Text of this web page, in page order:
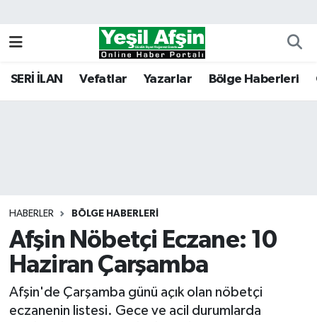
SERİ İLAN Vefatlar Yazarlar Bölge Haberleri
HABERLER BÖLGE HABERLERI
Afşin Nöbetçi Eczane: 10
Haziran Çarşamba
Afşin'de Çarşamba günü açık olan nöbetçi
eczanenin listesi. Gece ve acil durumlarda
Kahramanmaraş Nöbetçi Eczaneler
Tüm Manşetler
Son Dakika Haberleri
Haber Arşivi